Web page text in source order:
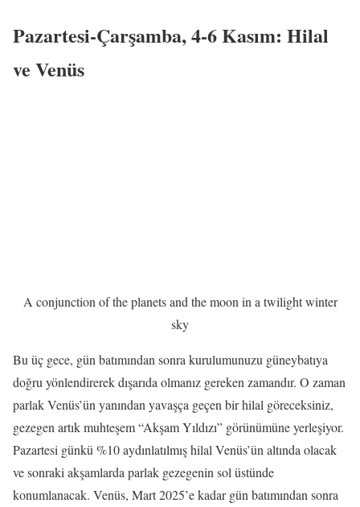
Pazartesi-Çarşamba, 4-6 Kasım: Hilal
ve Venüs
A conjunction of the planets and the moon in a twilight winter
sky
Bu üç gece, gün batımından sonra kurulumunuzu güneybatıya
doğru yönlendirerek dışarıda olmanız gereken zamandır. O zaman
parlak Venüs’ün yanından yavaşça geçen bir hilal göreceksiniz,
gezegen artık muhteşem “Akşam Yıldızı” görünümüne yerleşiyor.
Pazartesi günkü %10 aydınlatılmış hilal Venüs’ün altında olacak
ve sonraki akşamlarda parlak gezegenin sol üstünde
konumlanacak. Venüs, Mart 2025’e kadar gün batımından sonra